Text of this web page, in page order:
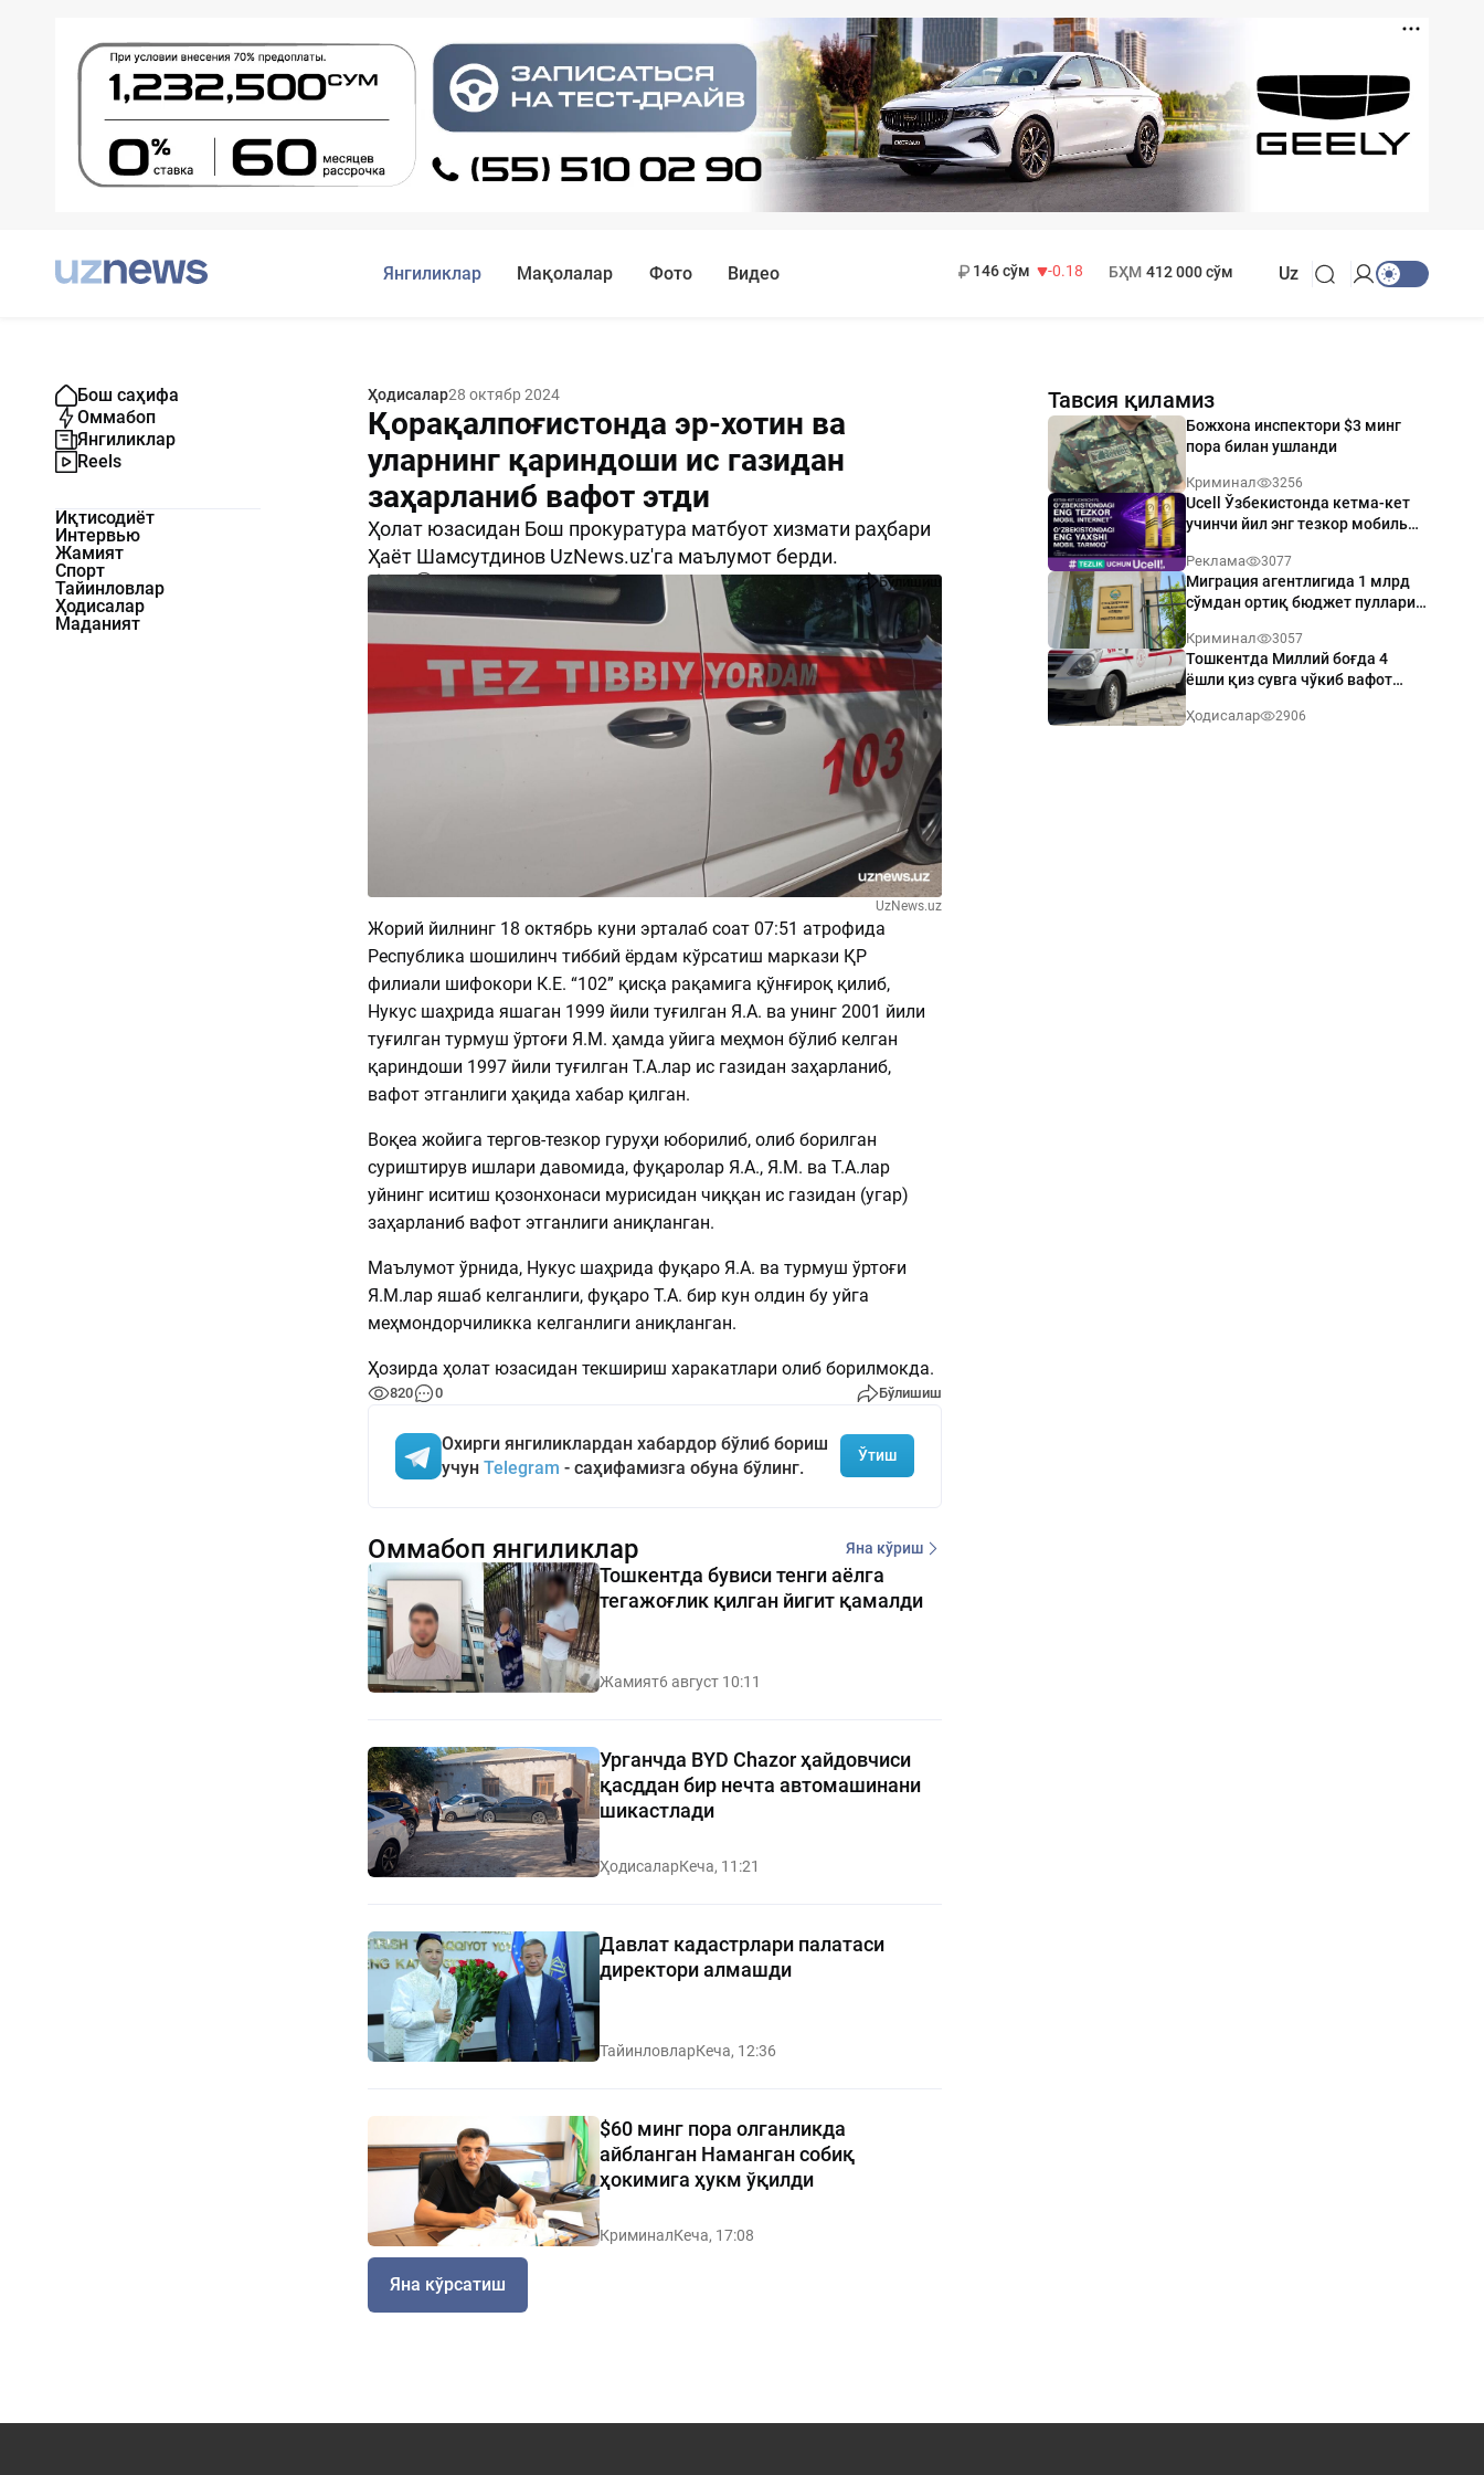
Янгиликлар Мақолалар Фото Видео
146 сўм
-0.18
БҲМ 412 000 сўм Uz
Бош саҳифа
Оммабоп
Янгиликлар
Reels
Иқтисодиёт
Интервью
Жамият
Спорт
Тайинловлар
Ҳодисалар
Маданият
Ҳодисалар28 октябр 2024
Қорақалпоғистонда эр-хотин ва
уларнинг қариндоши ис газидан
заҳарланиб вафот этди
Ҳолат юзасидан Бош прокуратура матбуот хизмати раҳбари
Ҳаёт Шамсутдинов UzNews.uz'га маълумот берди.
0 Бўлишиш
UzNews.uz
Жорий йилнинг 18 октябрь куни эрталаб соат 07:51 атрофида
Республика шошилинч тиббий ёрдам кўрсатиш маркази ҚР
филиали шифокори К.Е. “102” қисқа рақамига қўнғироқ қилиб,
Нукус шаҳрида яшаган 1999 йили туғилган Я.А. ва унинг 2001 йили
туғилган турмуш ўртоғи Я.М. ҳамда уйига меҳмон бўлиб келган
қариндоши 1997 йили туғилган Т.А.лар ис газидан заҳарланиб,
вафот этганлиги ҳақида хабар қилган.
Воқеа жойига тергов-тезкор гуруҳи юборилиб, олиб борилган
суриштирув ишлари давомида, фуқаролар Я.А., Я.М. ва Т.А.лар
уйнинг иситиш қозонхонаси мурисидан чиққан ис газидан (угар)
заҳарланиб вафот этганлиги аниқланган.
Маълумот ўрнида, Нукус шаҳрида фуқаро Я.А. ва турмуш ўртоғи
Я.М.лар яшаб келганлиги, фуқаро Т.А. бир кун олдин бу уйга
меҳмондорчиликка келганлиги аниқланган.
Ҳозирда ҳолат юзасидан текшириш харакатлари олиб борилмокда.
820 0 Бўлишиш
Охирги янгиликлардан хабардор бўлиб бориш
учун Telegram - саҳифамизга обуна бўлинг.
Ўтиш
Тавсия қиламиз
Божхона инспектори $3 минг
пора билан ушланди
Криминал 3256
Ucell Ўзбекистонда кетма-кет
учинчи йил энг тезкор мобиль
Реклама 3077
Миграция агентлигида 1 млрд
сўмдан ортиқ бюджет пуллари
Криминал 3057
Тошкентда Миллий боғда 4
ёшли қиз сувга чўкиб вафот
Ҳодисалар 2906
Оммабоп янгиликлар Яна кўриш
Тошкентда бувиси тенги аёлга
тегажоғлик қилган йигит қамалди
Жамият6 август 10:11
Урганчда BYD Chazor ҳайдовчиси
қасддан бир нечта автомашинани
шикастлади
ҲодисаларКеча, 11:21
Давлат кадастрлари палатаси
директори алмашди
ТайинловларКеча, 12:36
$60 минг пора олганликда
айбланган Наманган собиқ
ҳокимига ҳукм ўқилди
КриминалКеча, 17:08
Яна кўрсатиш